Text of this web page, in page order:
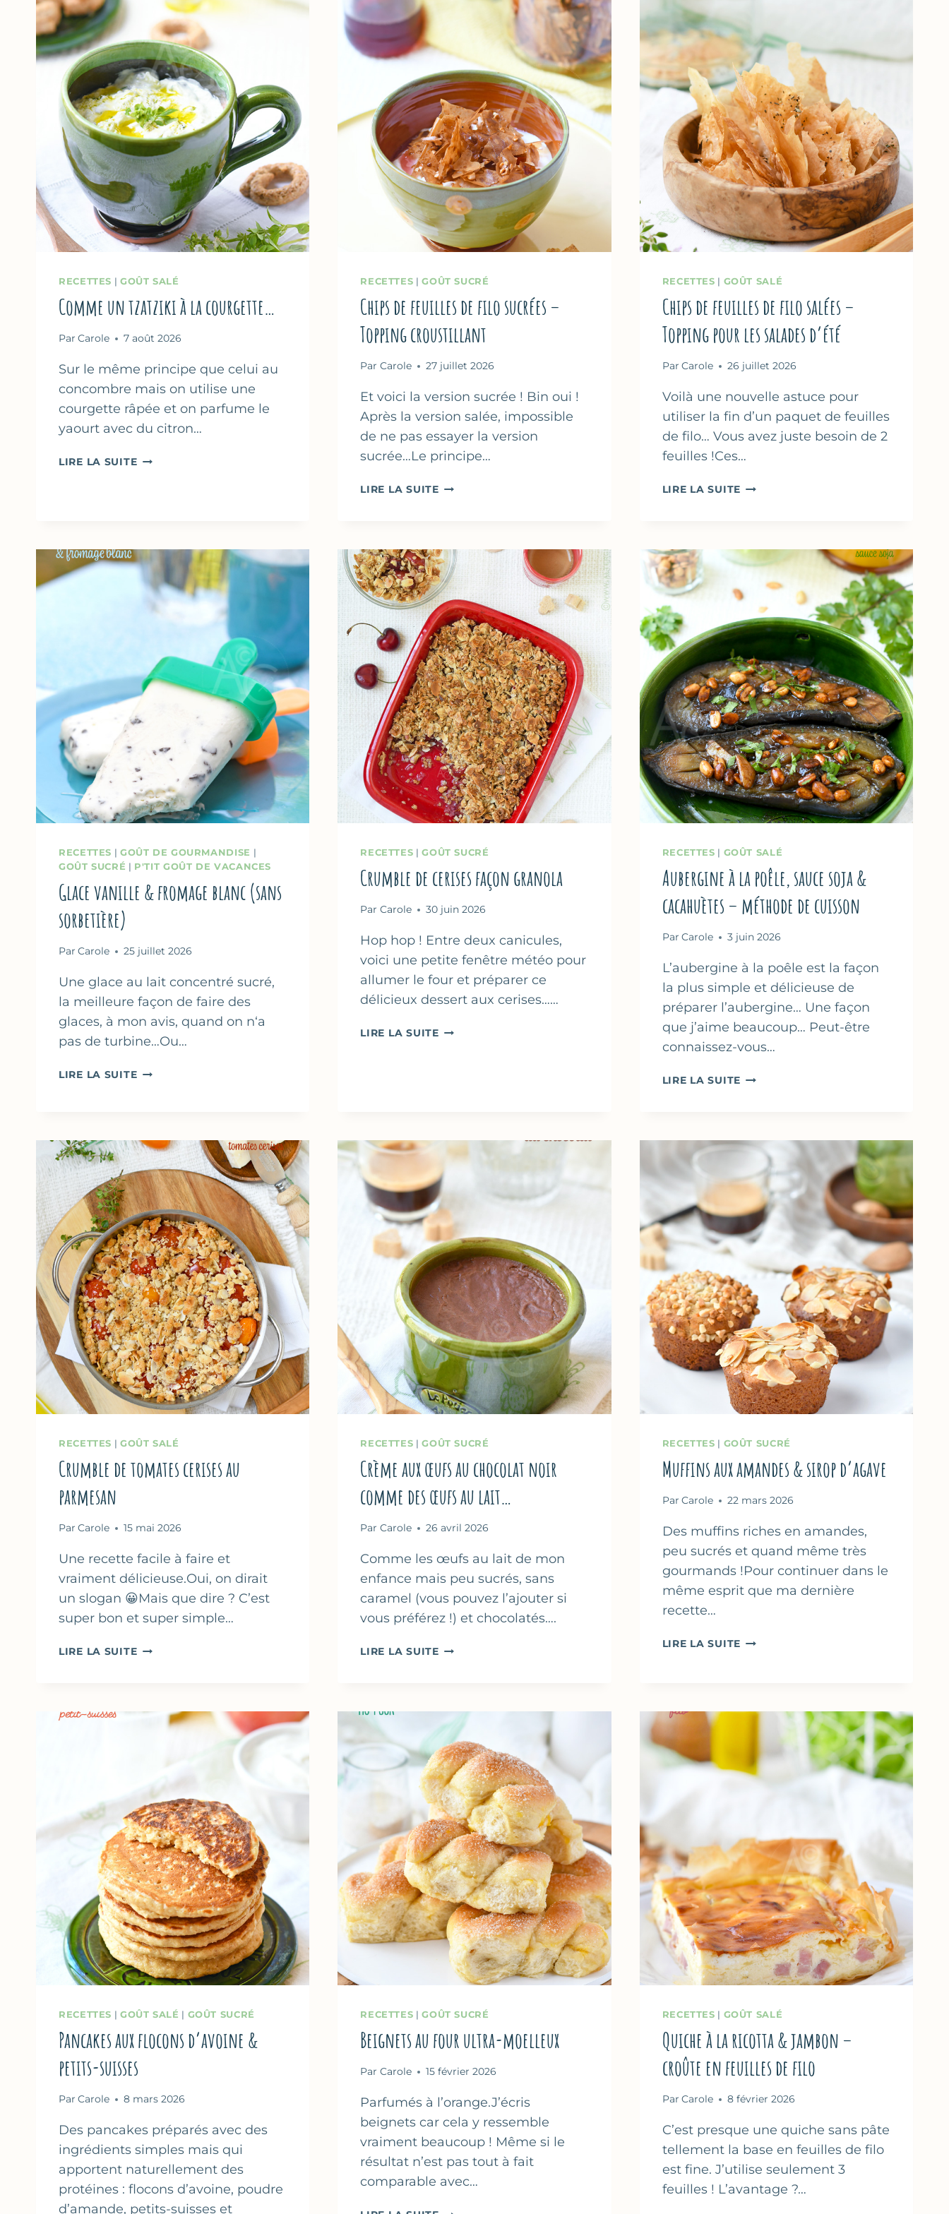
RECETTES | GOÛT SALÉ
Comme un tzatziki à la courgette…
Par Carole 7 août 2026
Sur le même principe que celui au
concombre mais on utilise une
courgette râpée et on parfume le
yaourt avec du citron…
LIRE LA SUITECOMME
RECETTES |GOÛT SUCRÉ
Chips de feuilles de filo sucrées –
Topping croustillant
Par Carole 27 juillet 2026
Et voici la version sucrée ! Bin oui !
Après la version salée, impossible
de ne pas essayer la version
sucrée…Le principe…
LIRE LA SUITECHIPS
FILO
SUCRÉES
–
TOPPING
CROUSTILLANT
RECETTES | GOÛT SALÉ
Chips de feuilles de filo salées –
Topping pour les salades d’été
Par Carole 26 juillet 2026
Voilà une nouvelle astuce pour
utiliser la fin d’un paquet de feuilles
de filo… Vous avez juste besoin de 2
feuilles !Ces…
LIRE LA SUITE CHIPS
FILO
SALÉES
TOPPING
POUR
LES
D’ÉTÉ
RECETTES | GOÛT DE GOURMANDISE |
GOÛT SUCRÉ | P'TIT GOÛT DE VACANCES
Glace vanille & fromage blanc (sans
sorbetière)
Par Carole 25 juillet 2026
Une glace au lait concentré sucré,
la meilleure façon de faire des
glaces, à mon avis, quand on n‘a
pas de turbine…Ou…
LIRE LA SUITEGLACE
(SANS
SORBETIÈRE)
RECETTES |GOÛT SUCRÉ
Crumble de cerises façon granola
Par Carole 30 juin 2026
Hop hop ! Entre deux canicules,
voici une petite fenêtre météo pour
allumer le four et préparer ce
délicieux dessert aux cerises……
LIRE LA SUITECRUMBLE
RECETTES | GOÛT SALÉ
Aubergine à la poêle, sauce soja &
cacahuètes – méthode de cuisson
Par Carole 3 juin 2026
L’aubergine à la poêle est la façon
la plus simple et délicieuse de
préparer l’aubergine… Une façon
que j’aime beaucoup… Peut-être
connaissez-vous…
LIRE LA SUITE AUBERGINE
SAUCE
SOJA
&
CACAHUÈTES
–
MÉTHODE
DE
RECETTES | GOÛT SALÉ
Crumble de tomates cerises au
parmesan
Par Carole 15 mai 2026
Une recette facile à faire et
vraiment délicieuse.Oui, on dirait
un slogan 😀Mais que dire ? C’est
super bon et super simple…
LIRE LA SUITECRUMBLE
AU
PARMESAN
RECETTES |GOÛT SUCRÉ
Crème aux œufs au chocolat noir
comme des œufs au lait…
Par Carole 26 avril 2026
Comme les œufs au lait de mon
enfance mais peu sucrés, sans
caramel (vous pouvez l’ajouter si
vous préférez !) et chocolatés….
LIRE LA SUITECRÈME
CHOCOLAT
NOIR
COMME
DES
ŒUFS
AU
LAIT…
RECETTES | GOÛT SUCRÉ
Muffins aux amandes & sirop d’agave
Par Carole 22 mars 2026
Des muffins riches en amandes,
peu sucrés et quand même très
gourmands !Pour continuer dans le
même esprit que ma dernière
recette…
LIRE LA SUITE MUFFINS
D’AGAVE
RECETTES | GOÛT SALÉ | GOÛT SUCRÉ
Pancakes aux flocons d’avoine &
petits-suisses
Par Carole 8 mars 2026
Des pancakes préparés avec des
ingrédients simples mais qui
apportent naturellement des
protéines : flocons d’avoine, poudre
d’amande, petits-suisses et
RECETTES |GOÛT SUCRÉ
Beignets au four ultra-moelleux
Par Carole 15 février 2026
Parfumés à l’orange.J’écris
beignets car cela y ressemble
vraiment beaucoup ! Même si le
résultat n’est pas tout à fait
comparable avec…
RECETTES | GOÛT SALÉ
Quiche à la ricotta & jambon –
croûte en feuilles de filo
Par Carole 8 février 2026
C’est presque une quiche sans pâte
tellement la base en feuilles de filo
est fine. J’utilise seulement 3
feuilles ! L’avantage ?…